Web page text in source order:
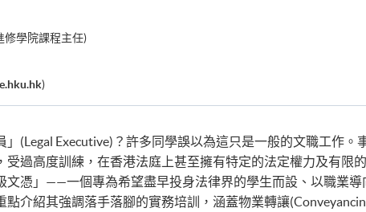
修學院課程主任)
)
」(Legal Executive)？許多同學誤以為這只是一般的文職工作
受過高度訓練，在香港法庭上甚至擁有特定的法定權力及有限
文憑」——一個專為希望盡早投身法律界的學生而設、以職業
點介紹其強調落手落腳的實務培訓，涵蓋物業轉讓